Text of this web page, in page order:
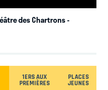
des Chartrons-
1ERS AUX
PREMIÈRES
PLACES
JEUNES